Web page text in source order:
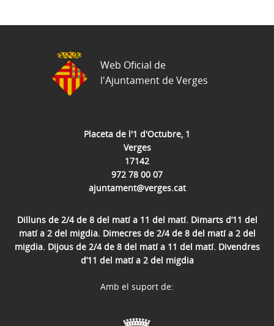
Placeta de l'1 d'Octubre, 1
Verges
17142
972 78 00 07
ajuntament@verges.cat
Dilluns de 2/4 de 8 del matí a 11 del matí. Dimarts d’11 del
matí a 2 del migdia. Dimecres de 2/4 de 8 del matí a 2 del
migdia. Dijous de 2/4 de 8 del matí a 11 del matí. Divendres
d’11 del matí a 2 del migdia
Web Oficial de
l'Ajuntament de Verges
Amb el suport de: